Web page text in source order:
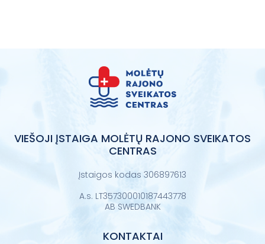
VIEŠOJI ĮSTAIGA MOLĖTŲ RAJONO SVEIKATOS
CENTRAS
Įstaigos kodas 306897613
A.s. LT357300010187443778
AB SWEDBANK
KONTAKTAI